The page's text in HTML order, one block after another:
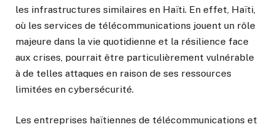
les infrastructures similaires en Haïti. En effet, Haïti,
où les services de télécommunications jouent un rôle
majeure dans la vie quotidienne et la résilience face
aux crises, pourrait être particulièrement vulnérable
à de telles attaques en raison de ses ressources
limitées en cybersécurité.
Les entreprises haïtiennes de télécommunications et